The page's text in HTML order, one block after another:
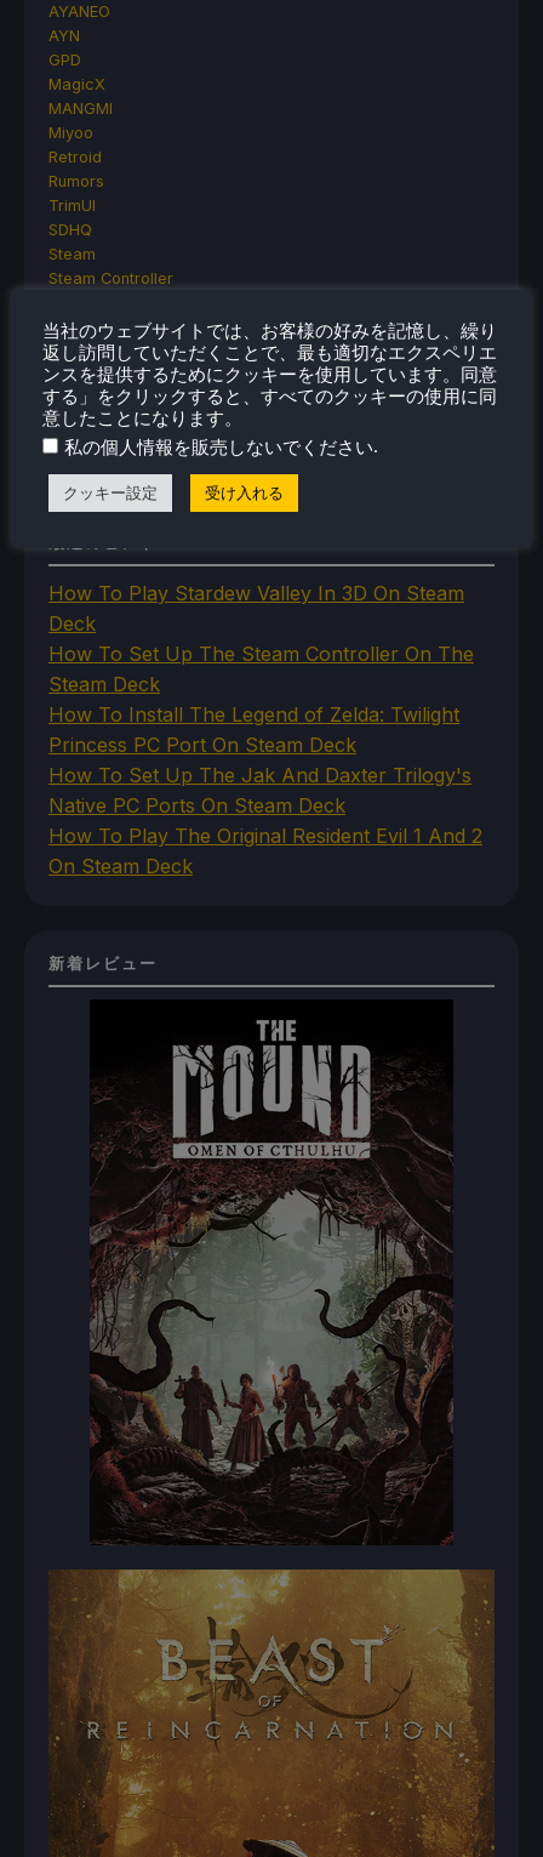
AYANEO
AYN
GPD
MagicX
MANGMI
Miyoo
Retroid
Rumors
TrimUI
SDHQ
Steam
Steam Controller
Steam Machine
SteamOS
The Unsupported Report
Uncategorized
Uncategorized
VR
How To Play Stardew Valley In 3D On Steam
Deck
How To Set Up The Steam Controller On The
Steam Deck
How To Install The Legend of Zelda: Twilight
Princess PC Port On Steam Deck
How To Set Up The Jak And Daxter Trilogy's
Native PC Ports On Steam Deck
How To Play The Original Resident Evil 1 And 2
On Steam Deck
新着レビュー
当社のウェブサイトでは、お客様の好みを記憶し、繰り
返し訪問していただくことで、最も適切なエクスペリエ
ンスを提供するためにクッキーを使用しています。同意
する」をクリックすると、すべてのクッキーの使用に同
意したことになります。
私の個人情報を販売しないでください.
クッキー設定 受け入れる